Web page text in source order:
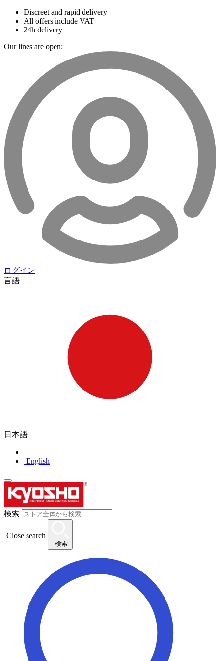
Discreet and rapid delivery
All offers include VAT
24h delivery
Our lines are open:
ログイン
言語
日本語
English
検索
Close search
検索